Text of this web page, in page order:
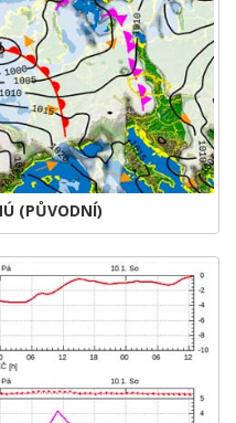
(PŮVODNÍ)